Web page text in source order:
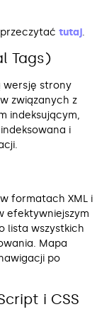
tutaj.
Tags)
wersję strony
związanych z
indeksującym,
i
formatach XML i
efektywniejszym
lista wszystkich
Mapa
po
i CSS